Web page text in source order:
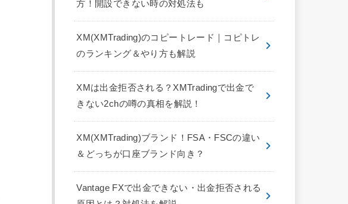
方！開設できない時の対処法も
XM(XMTrading)のコピートレード｜コピトレ
のランキング＆やり方も解説
XMは出金拒否される？XMTradingで出金で
きない2chの噂の真相を解説！
XM(XMTrading)ブランド！FSA・FSCの違い
＆どっちが口座ブランド向き？
Vantage FXで出金できない・出金拒否される